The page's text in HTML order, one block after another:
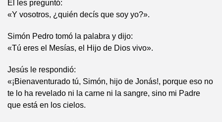
Él les preguntó:
«Y vosotros, ¿quién decís que soy yo?».
Simón Pedro tomó la palabra y dijo:
«Tú eres el Mesías, el Hijo de Dios vivo».
Jesús le respondió:
«¡Bienaventurado tú, Simón, hijo de Jonás!, porque eso no
te lo ha revelado ni la carne ni la sangre, sino mi Padre
que está en los cielos.